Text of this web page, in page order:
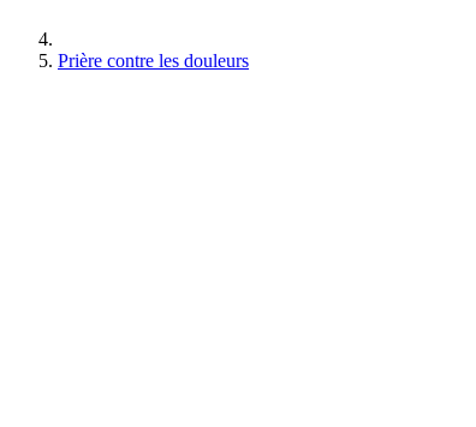
Prière contre les douleurs